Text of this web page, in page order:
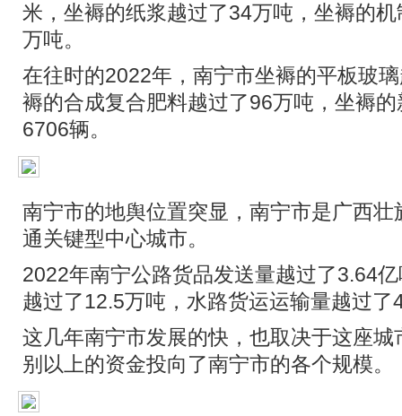
米，坐褥的纸浆越过了34万吨，坐褥的
万吨。
在往时的2022年，南宁市坐褥的平板玻
褥的合成复合肥料越过了96万吨，坐褥
6706辆。
南宁市的地舆位置突显，南宁市是广西
通关键型中心城市。
2022年南宁公路货品发送量越过了3.64
越过了12.5万吨，水路货运运输量越过了
这几年南宁市发展的快，也取决于这座
别以上的资金投向了南宁市的各个规模。